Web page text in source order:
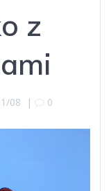
z
08 | 0